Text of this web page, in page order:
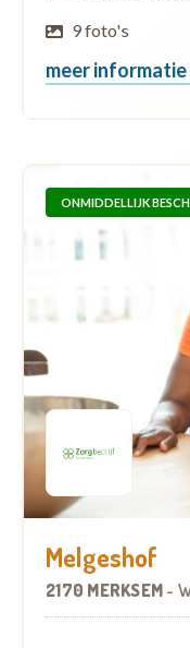
9 foto's
meer informatie
ONMIDDELLIJK
Melgeshof
2170 MERKSEM -